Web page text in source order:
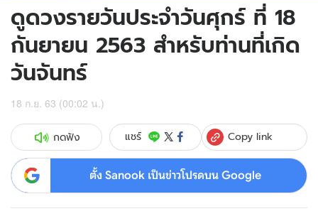
ดูดวงรายวันประจำวันศุกร์ ที่ 18
กันยายน 2563 สำหรับท่านที่เกิด
วันจันทร์
18 ก.ย. 63 (00:02 น.)
กดฟัง แชร์ Copy link
ตั้ง Sanook เป็นข่าวโปรดบน Google